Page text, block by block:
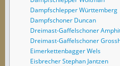
Dampfschlepper Württemberg
Dampfschoner Duncan
Dreimast-Gaffelschoner
Dreimast-Gaffelschoner
Eimerkettenbagger Wels
Eisbrecher Stephan Jantzen